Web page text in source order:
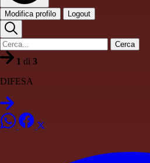
Modifica profilo Logout
Cerca
1 di 3
DIFESA